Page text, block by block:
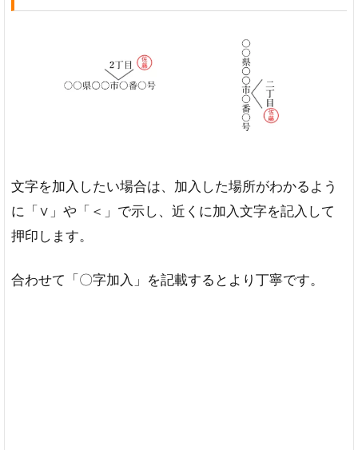
文字を加入したい場合は、加入した場所がわかるよう
に「∨」や「＜」で示し、近くに加入文字を記入して
押印します。
合わせて「〇字加入」を記載するとより丁寧です。